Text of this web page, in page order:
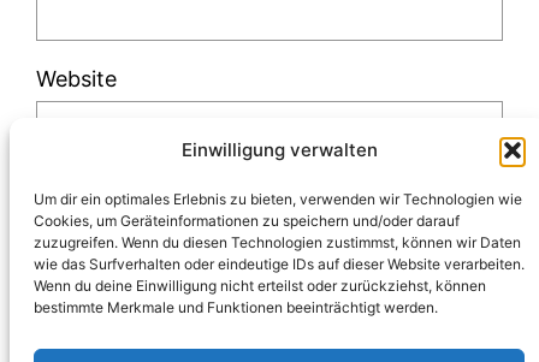
Einwilligung verwalten
Um dir ein optimales Erlebnis zu bieten, verwenden wir Technologien wie
Cookies, um Geräteinformationen zu speichern und/oder darauf
zuzugreifen. Wenn du diesen Technologien zustimmst, können wir Daten
wie das Surfverhalten oder eindeutige IDs auf dieser Website verarbeiten.
Wenn du deine Einwilligung nicht erteilst oder zurückziehst, können
bestimmte Merkmale und Funktionen beeinträchtigt werden.
Website
Diese Website verwendet Akismet, um Spam
zu reduzieren.Erfahre, wie deine
Kommentardaten verarbeitet werden.